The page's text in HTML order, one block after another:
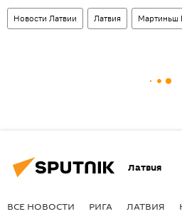
Новости Латвии Латвия Мартиньш
Латвия
ВСЕ НОВОСТИ РИГА ЛАТВИЯ